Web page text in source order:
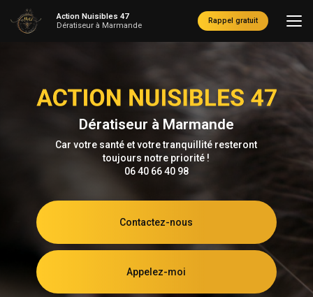
au
contenu
Action Nuisibles 47
Dératiseur à Marmande
Rappel gratuit
Dératiseur à Marmande
Car votre santé et votre tranquillité resteront
toujours notre priorité !
06 40 66 40 98
Contactez-nous
Appelez-moi